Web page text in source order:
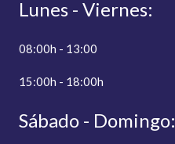
Lunes - Viernes:
08:00h - 13:00
15:00h - 18:00h
Sábado - Domingo: